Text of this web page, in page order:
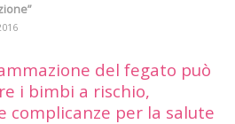
del fegato può
i bimbi a rischio,
complicanze per la salute